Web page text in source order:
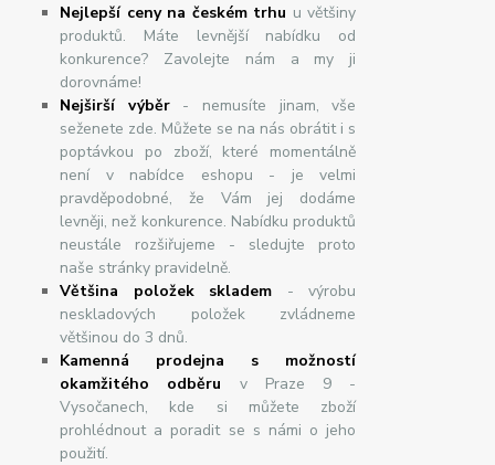
Nejlepší ceny na českém trhu u většiny
produktů. Máte levnější nabídku od
konkurence? Zavolejte nám a my ji
dorovnáme!
Nejširšívýběr- nemusíte jinam, vše
seženete zde. Můžete se na nás obrátit i s
poptávkou po zboží, které momentálně
není v nabídce eshopu - je velmi
pravděpodobné, že Vám jej dodáme
levněji, než konkurence. Nabídku produktů
neustále rozšiřujeme - sledujte proto
naše stránky pravidelně.
Většina položek skladem - výrobu
neskladových položek zvládneme
většinou do 3 dnů.
Kamenná prodejna s možností
okamžitého odběru v Praze 9 -
Vysočanech, kde si můžete zboží
prohlédnout a poradit se s námi o jeho
použití.